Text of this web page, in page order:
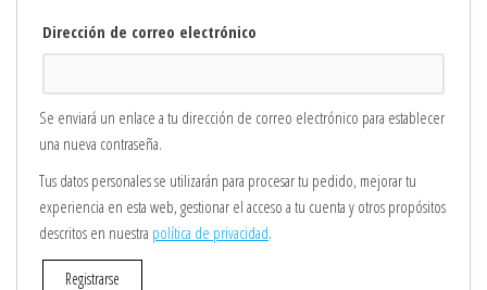
Dirección de correo electrónico
Se enviará un enlace a tu dirección de correo electrónico para establecer
una nueva contraseña.
Tus datos personales se utilizarán para procesar tu pedido, mejorar tu
experiencia en esta web, gestionar el acceso a tu cuenta y otros propósitos
descritos en nuestra política de privacidad.
Registrarse